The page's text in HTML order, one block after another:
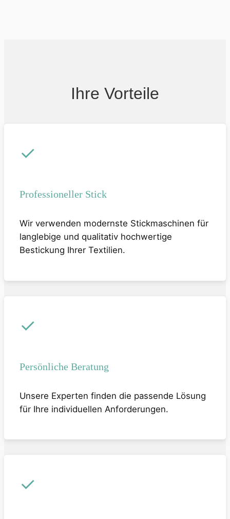
Ihre Vorteile
✓
Professioneller Stick
Wir verwenden modernste Stickmaschinen für
langlebige und qualitativ hochwertige
Bestickung Ihrer Textilien.
✓
Persönliche Beratung
Unsere Experten finden die passende Lösung
für Ihre individuellen Anforderungen.
✓